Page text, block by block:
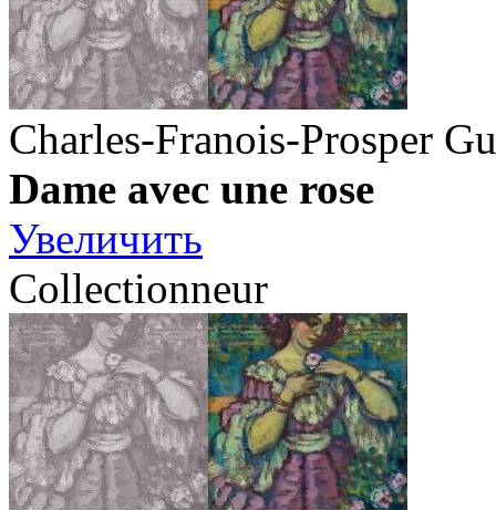
Charles-Franois-Prosper
Dame avec une rose
Увеличить
Collectionneur